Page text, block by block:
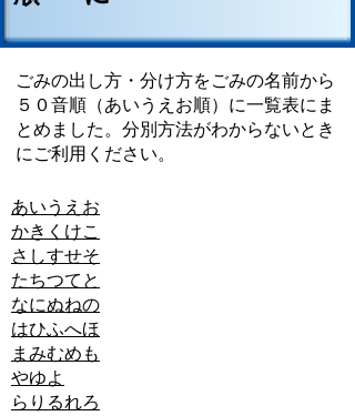
ごみの出し方・分け方をごみの名前から
５０音順（あいうえお順）に一覧表にま
とめました。分別方法がわからないとき
にご利用ください。
あい う え お
かき く けこ
さ しすせそ
たちつて と
なにぬねの
はひふへほ
ま みむめ も
やゆよ
ら り るれろ